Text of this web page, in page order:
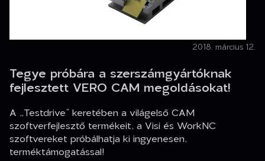
2018. március 12.
Tegye próbára a szerszámgyártóknak
fejlesztett VERO CAM megoldásokat!
A „Testdrive” keretében a világelső CAM
szoftverfejlesztő termékeit, a Visi és WorkNC
szoftvereket próbálhatja ki ingyenesen,
terméktámogatással!